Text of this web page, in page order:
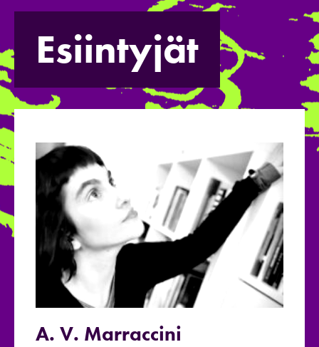
Esiintyjät
A. V. Marraccini